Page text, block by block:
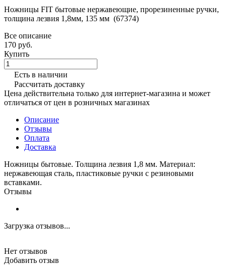
Ножницы FIT бытовые нержавеющие, прорезиненные ручки,
толщина лезвия 1,8мм, 135 мм (67374)
Все описание
170 руб.
Купить
Есть в наличии
Рассчитать доставку
Цена действительна только для интернет-магазина и может
отличаться от цен в розничных магазинах
Описание
Отзывы
Оплата
Доставка
Ножницы бытовые. Толщина лезвия 1,8 мм. Материал:
нержавеющая сталь, пластиковые ручки с резиновыми
вставками.
Отзывы
Загрузка отзывов...
Нет отзывов
Добавить отзыв